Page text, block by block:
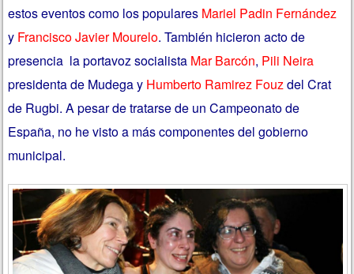
estos eventos como los populares Mariel Padin Fernández
y Francisco Javier Mourelo. También hicieron acto de
presencia la portavoz socialista Mar Barcón, Pili Neira
presidenta de Mudega y Humberto Ramirez Fouzdel Crat
de Rugbi. A pesar de tratarse de un Campeonato de
España, no he visto a más componentes del gobierno
municipal.